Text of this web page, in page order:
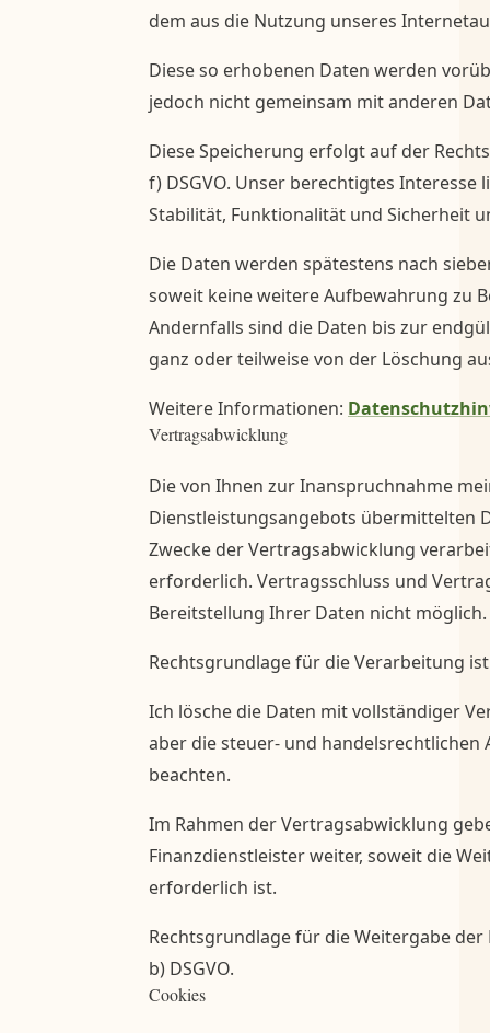
dem aus die Nutzung unseres
Diese so erhobenen Daten werden
jedoch nicht gemeinsam mit anderen
Diese Speicherung erfolgt auf der
f) DSGVO. Unser berechtigtes Interesse
Stabilität, Funktionalität und Sicherheit
Die Daten werden spätestens nach
soweit keine weitere Aufbewahrung zu
Andernfalls sind die Daten bis zur
ganz oder teilweise von der Löschung
Weitere Informationen:
Vertragsabwicklung
Die von Ihnen zur Inanspruchnahme
Dienstleistungsangebots übermittelten
Zwecke der Vertragsabwicklung
erforderlich. Vertragsschluss und
Bereitstellung Ihrer Daten nicht möglich.
Rechtsgrundlage für die Verarbeitung ist
Ich lösche die Daten mit vollständiger
aber die steuer- und
beachten.
Im Rahmen der Vertragsabwicklung
Finanzdienstleister weiter, soweit die
erforderlich ist.
Rechtsgrundlage für die Weitergabe der
b) DSGVO.
Cookies